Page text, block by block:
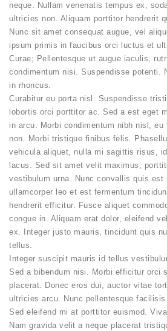
neque. Nullam venenatis tempus ex,
ultricies non. Aliquam porttitor hendrerit
Nunc sit amet consequat augue, vel
ipsum primis in faucibus orci luctus et
Curae; Pellentesque ut augue iaculis,
condimentum nisi. Suspendisse potenti.
in rhoncus.
Curabitur eu porta nisl. Suspendisse
lobortis orci porttitor ac. Sed a est eget
in arcu. Morbi condimentum nibh nisl,
non. Morbi tristique finibus felis.
vehicula aliquet, nulla mi sagittis risus,
lacus. Sed sit amet velit maximus,
vestibulum urna. Nunc convallis quis est
ullamcorper leo et est fermentum
hendrerit efficitur. Fusce aliquet
congue in. Aliquam erat dolor, eleifend
ex. Integer justo mauris, tincidunt quis
tellus.
Integer suscipit mauris id tellus
Sed a bibendum nisi. Morbi efficitur orci
placerat. Donec eros dui, auctor vitae
ultricies arcu. Nunc pellentesque
Sed eleifend mi at porttitor euismod.
Nam gravida velit a neque placerat